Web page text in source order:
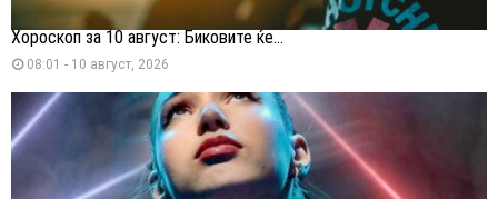
Хороскоп за 10 август: Биковите ќе...
08:01 - 10 август, 2026